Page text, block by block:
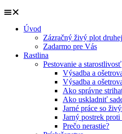
Úvod
Zázračný živý plot
Zadarmo pre Vás
Rastlina
Pestovanie a starostlivosť
Výsadba a
Výsadba a
Ako správne
Ako uskladniť
Jarné práce so
Jarný postrek
Prečo nerastie?